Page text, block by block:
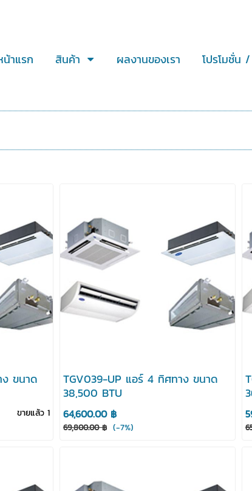
น้าแรก สินค้า ผลงานของเรา โปรโมชั่น /
ขนาด
ขายแล้ว 1
TGV039-UP แอร์ 4 ทิศทาง ขนาด
38,500 BTU
64,600.00 ฿
69,800.00 ฿ (-7%)